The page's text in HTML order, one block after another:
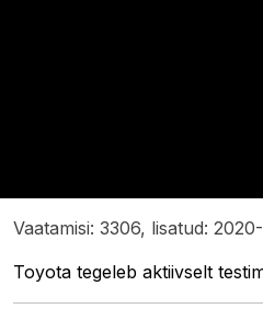
Vaatamisi: 3306, lisatud:
Toyota tegeleb aktiivselt